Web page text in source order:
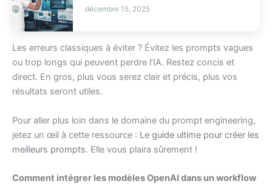
décembre 15, 2025
Les erreurs classiques à éviter ? Évitez les prompts vagues
ou trop longs qui peuvent perdre l’IA. Restez concis et
direct. En gros, plus vous serez clair et précis, plus vos
résultats seront utiles.
Pour aller plus loin dans le domaine du prompt engineering,
jetez un œil à cette ressource : Le guide ultime pour créer les
meilleurs prompts. Elle vous plaira sûrement !
Comment intégrer les modèles OpenAI dans un workflow